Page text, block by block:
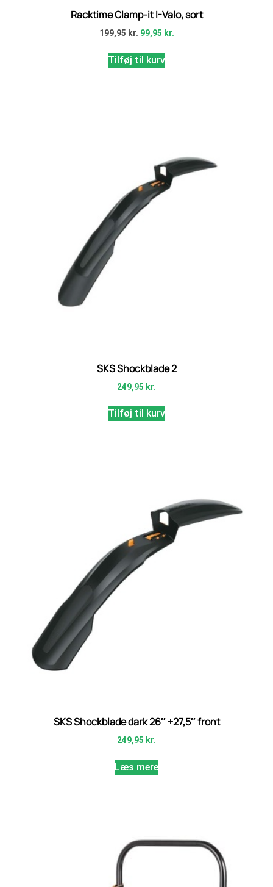
Racktime Clamp-it I-Valo, sort
199,95kr. 99,95 kr.
Tilføj til kurv
SKS Shockblade 2
249,95 kr.
Tilføj til kurv
SKS Shockblade dark 26″ +27,5″ front
249,95 kr.
Læs mere